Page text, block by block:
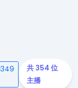
共 354 位
主播